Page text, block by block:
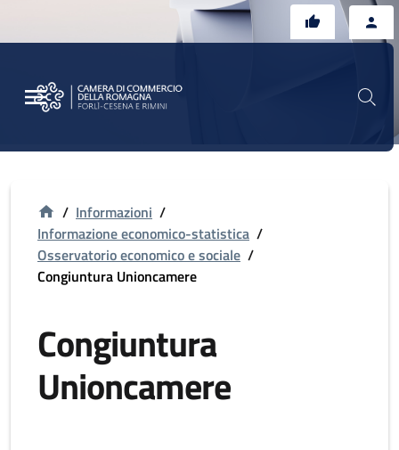
/ Informazioni /
Informazione economico-statistica /
Osservatorio economico e sociale /
Congiuntura Unioncamere
Congiuntura
Unioncamere